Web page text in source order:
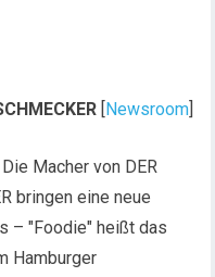
[Newsroom]
Macher von DER
bringen eine neue
– "Foodie" heißt das
Hamburger